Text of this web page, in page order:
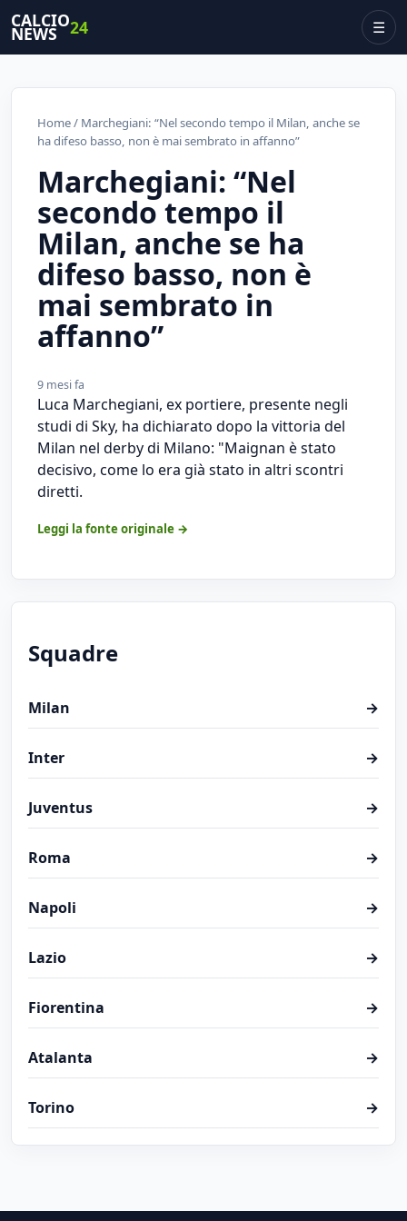
CALCIO
NEWS 24 ☰
Home/ Marchegiani: “Nel secondo tempo il Milan, anche se
ha difeso basso, non è mai sembrato in affanno”
Marchegiani: “Nel
secondo tempo il
Milan, anche se ha
difeso basso, non è
mai sembrato in
affanno”
9 mesi fa
Luca Marchegiani, ex portiere, presente negli
studi di Sky, ha dichiarato dopo la vittoria del
Milan nel derby di Milano: "Maignan è stato
decisivo, come lo era già stato in altri scontri
diretti.
Leggi la fonte originale →
Squadre
Milan →
Inter →
Juventus →
Roma →
Napoli →
Lazio →
Fiorentina →
Atalanta →
Torino →